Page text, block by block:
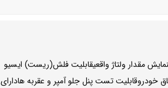
مقدار ولتاژ واقعیقابلیت فلش(ریست) ایسیو
خودروقابلیت تست پنل جلو آمپر و عقربه هادارای